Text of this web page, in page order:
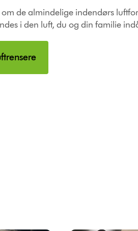
de almindelige indendørs
i den luft, du og din familie